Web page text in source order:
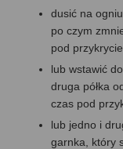
dusić na
po czym
pod
lub wstawić
druga półka
czas pod
lub jedno i
garnka, który